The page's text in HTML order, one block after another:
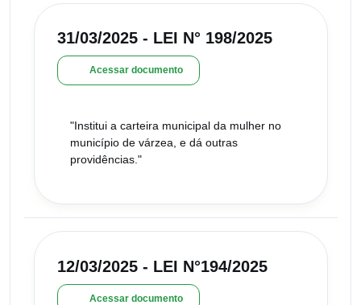
31/03/2025 - LEI N° 198/2025
Acessar documento
"Institui a carteira municipal da mulher no
município de várzea, e dá outras
providências."
12/03/2025 - LEI N°194/2025
Acessar documento